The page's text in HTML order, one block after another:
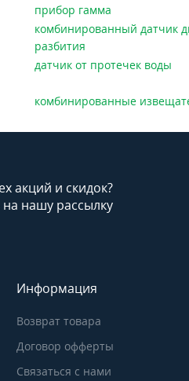
прибор гамма
комбинированный датчик
разбития
датчик от протечек воды
комбинированные
акций и скидок?
нашу рассылку
Информация
Возврат товара
Договор офферты
Связаться с нами